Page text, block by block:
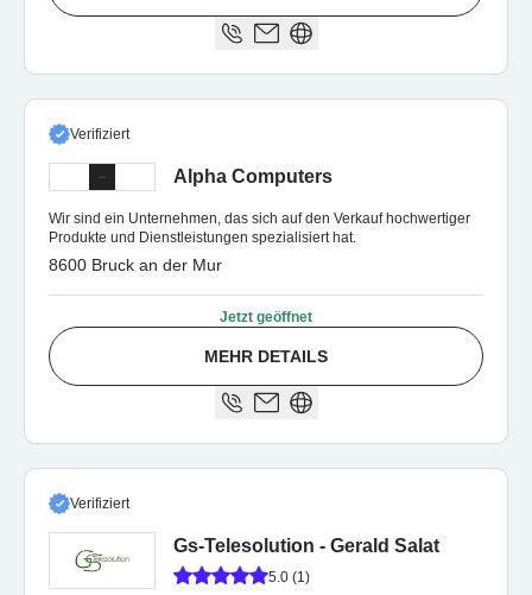
Verifiziert
Alpha Computers
Wir sind ein Unternehmen, das sich auf den Verkauf hochwertiger
Produkte und Dienstleistungen spezialisiert hat.
8600 Bruck an der Mur
Jetzt geöffnet
MEHR DETAILS
Verifiziert
Gs-Telesolution - Gerald Salat
5.0 (1)